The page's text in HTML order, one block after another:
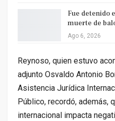
Fue detenido
muerte de
Ago 6, 2026
Reynoso, quien estuvo
adjunto Osvaldo Antonio
Asistencia Jurídica
Público, recordó, además,
internacional impacta